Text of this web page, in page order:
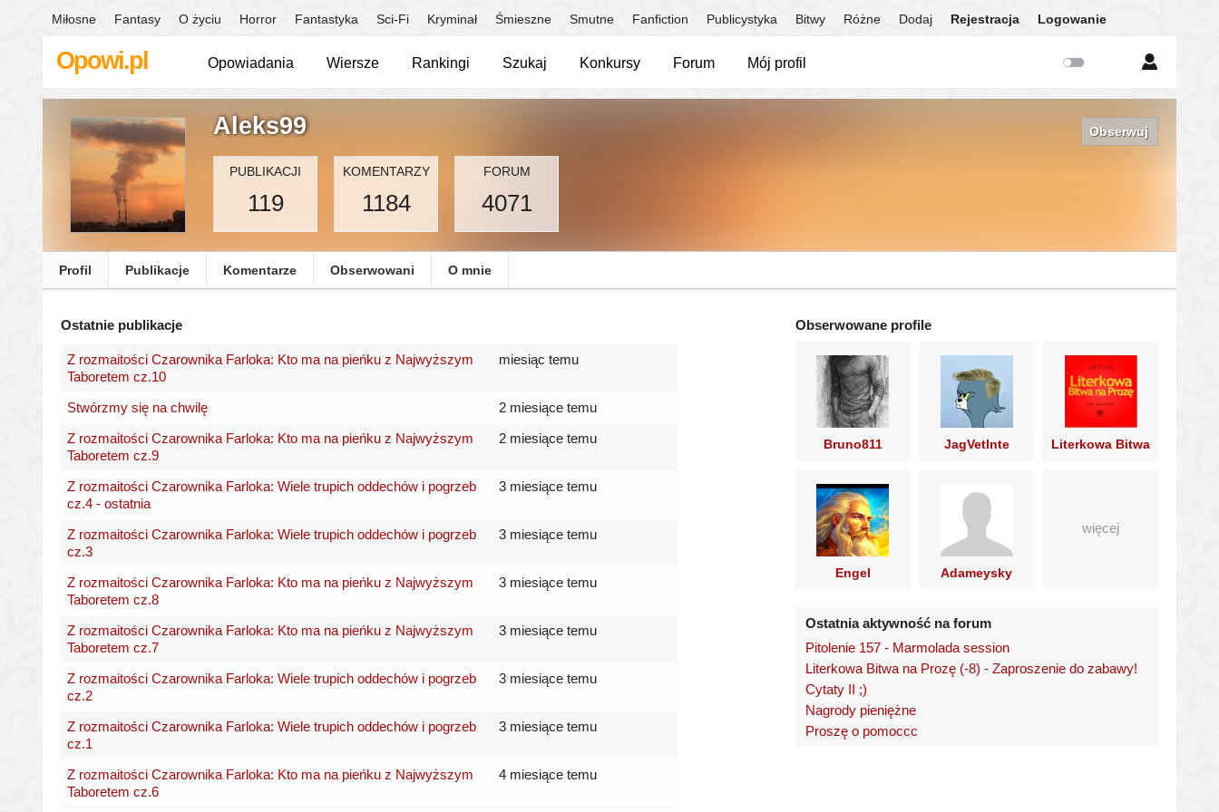
Miłosne Fantasy O życiu Horror Fantastyka Sci-Fi Kryminał Śmieszne Smutne Fanfiction Publicystyka Bitwy Różne Dodaj Rejestracja Logowanie
Opowi.pl Opowiadania Wiersze Rankingi Szukaj Konkursy Forum Mój profil
Aleks99
PUBLIKACJI
119
KOMENTARZY
1184
FORUM
4071
Profil Publikacje Komentarze Obserwowani O mnie
Obserwuj
Ostatnie publikacje
Z rozmaitości Czarownika Farloka: Kto ma na pieńku z Najwyższym
Taboretem cz.10
miesiąc temu
Stwórzmy się na chwilę
2 miesiące temu
Z rozmaitości Czarownika Farloka: Kto ma na pieńku z Najwyższym
Taboretem cz.9
2 miesiące temu
Z rozmaitości Czarownika Farloka: Wiele trupich oddechów i pogrzeb
cz.4 - ostatnia
3 miesiące temu
Z rozmaitości Czarownika Farloka: Wiele trupich oddechów i pogrzeb
cz.3
3 miesiące temu
Z rozmaitości Czarownika Farloka: Kto ma na pieńku z Najwyższym
Taboretem cz.8
3 miesiące temu
Z rozmaitości Czarownika Farloka: Kto ma na pieńku z Najwyższym
Taboretem cz.7
3 miesiące temu
Z rozmaitości Czarownika Farloka: Wiele trupich oddechów i pogrzeb
cz.2
3 miesiące temu
Z rozmaitości Czarownika Farloka: Wiele trupich oddechów i pogrzeb
cz.1
3 miesiące temu
Z rozmaitości Czarownika Farloka: Kto ma na pieńku z Najwyższym
Taboretem cz.6
4 miesiące temu
Obserwowane profile
Bruno811 JagVetInte
Literkowa Bitwa
Engel
Adameysky
więcej
Ostatnia aktywność na forum
Pitolenie 157 - Marmolada session
Literkowa Bitwa na Prozę (-8) - Zaproszenie do zabawy!
Cytaty II ;)
Nagrody pieniężne
Proszę o pomoccc